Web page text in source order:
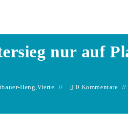
nur auf
Heng,Vierte 0 Kommentare